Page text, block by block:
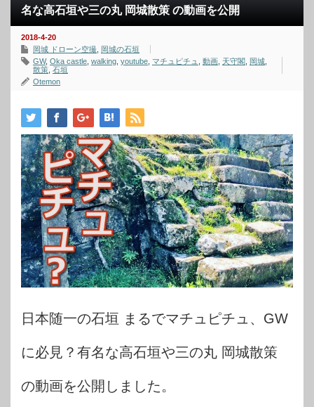
名な高石垣や三の丸 岡城散策 の動画を公開
2018-4-20
岡城 ドローン空撮
岡城の石垣
GW, Oka castle walking youtube マチュピチュ 動画 天守閣 岡城
散策 石垣
Otemon
日本随一の石垣 まるでマチュピチュ、GW
に必見？有名な高石垣や三の丸 岡城散策
の動画を公開しました。